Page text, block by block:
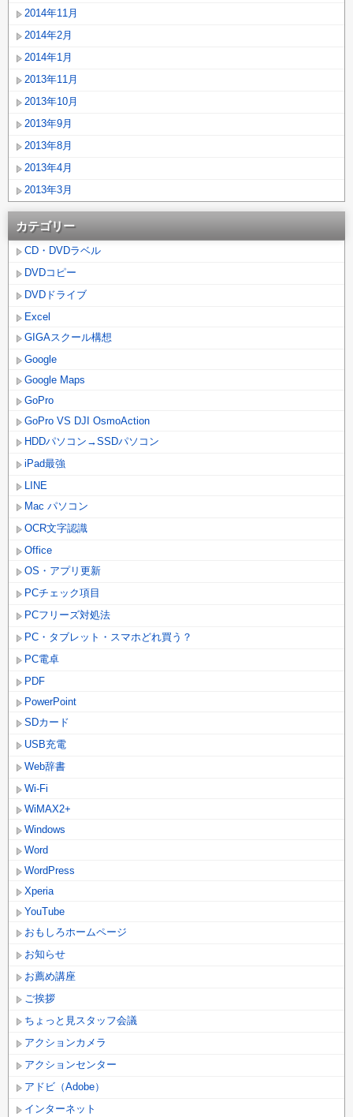
2014年11月
2014年2月
2014年1月
2013年11月
2013年10月
2013年9月
2013年8月
2013年4月
2013年3月
カテゴリー
CD・DVDラベル
DVDコピー
DVDドライブ
Excel
GIGAスクール構想
Google
Google Maps
GoPro
GoPro VS DJI OsmoAction
HDDパソコン→SSDパソコン
iPad最強
LINE
Mac パソコン
OCR文字認識
Office
OS・アプリ更新
PCチェック項目
PCフリーズ対処法
PC・タブレット・スマホどれ買う？
PC電卓
PDF
PowerPoint
SDカード
USB充電
Web辞書
Wi-Fi
WiMAX2+
Windows
Word
WordPress
Xperia
YouTube
おもしろホームページ
お知らせ
お薦め講座
ご挨拶
ちょっと見スタッフ会議
アクションカメラ
アクションセンター
アドビ（Adobe）
インターネット